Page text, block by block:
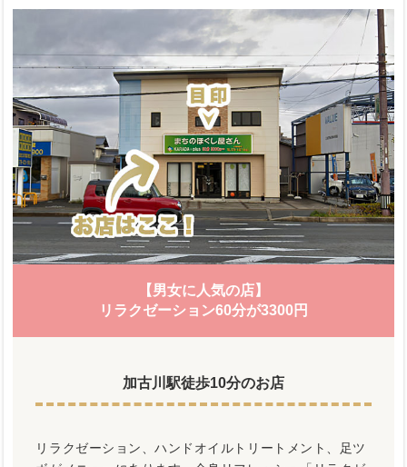
【男女に人気の店】
リラクゼーション60分が3300円
加古川駅徒歩10分のお店
リラクゼーション、ハンドオイルトリートメント、足ツ